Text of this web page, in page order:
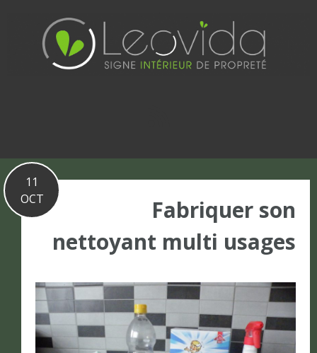
11
OCT
Fabriquer son
nettoyant multi usages